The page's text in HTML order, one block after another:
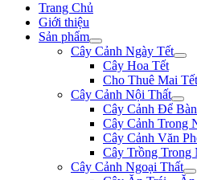
Trang Chủ
Giới thiệu
Sản phẩm
Cây Cảnh Ngày Tết
Cây Hoa Tết
Cho Thuê Mai
Cây Cảnh Nội Thất
Cây Cảnh Để Bàn
Cây Cảnh Trong
Cây Cảnh Văn
Cây Trồng Trong
Cây Cảnh Ngoại Thất